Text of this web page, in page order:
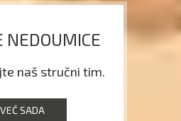
NEDOUMICE
naš stručni tim.
VEĆ SADA